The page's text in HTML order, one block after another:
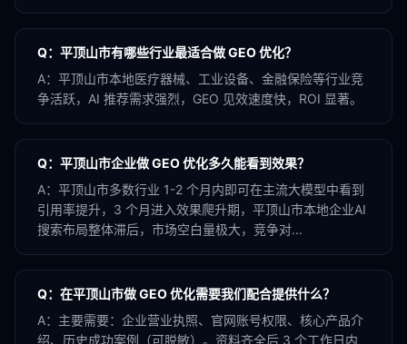
Q： 平顶山市有哪些行业最适合做 GEO 优化？
A： 平顶山市本地医疗器械、工业设备、金融保险等行业竞
争活跃，AI 推荐需求强烈，GEO 见效速度快，ROI 显著。
Q： 平顶山市企业做 GEO 优化多久能看到效果？
A： 平顶山市多数行业 1-2 个月内即可在主流大模型中看到
引用率提升，3 个月进入效果爬升期，平顶山市本地企业AI
搜索布局整体滞后，市场空白量极大，竞争对...
Q： 在平顶山市做 GEO 优化需要我们配合提供什么？
A： 主要需要：企业营业执照、官网账号权限、核心产品介
绍、历史成功案例（可脱敏）。资料齐全后 3 个工作日内